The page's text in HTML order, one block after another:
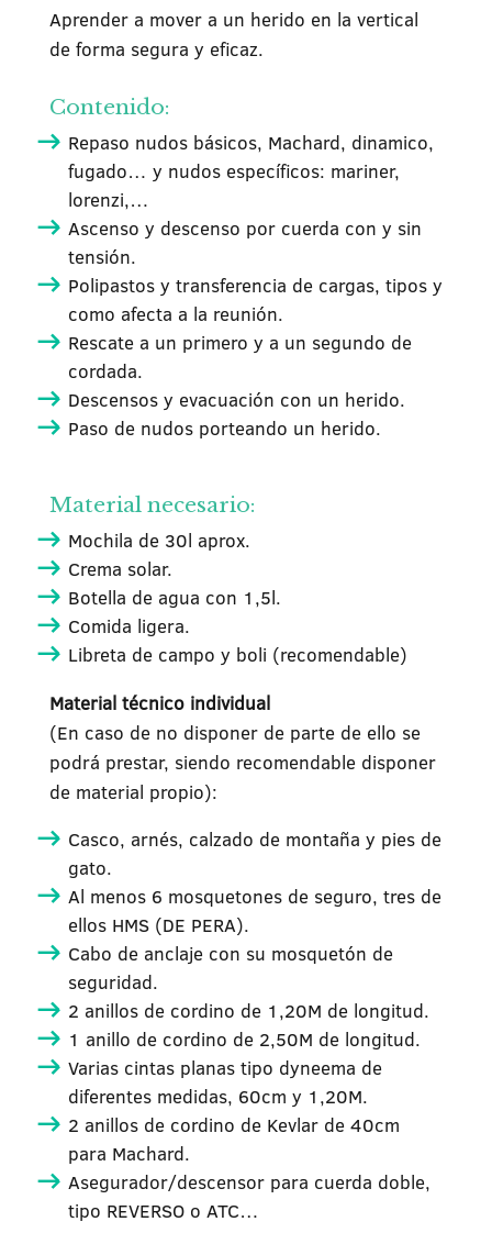
Aprender a mover a un herido en la vertical
de forma segura y eficaz.
Contenido:
Repaso nudos básicos, Machard, dinamico,
fugado… y nudos específicos: mariner,
lorenzi,…
Ascenso y descenso por cuerda con y sin
tensión.
Polipastos y transferencia de cargas, tipos y
como afecta a la reunión.
Rescate a un primero y a un segundo de
cordada.
Descensos y evacuación con un herido.
Paso de nudos porteando un herido.
Material necesario:
Mochila de 30l aprox.
Crema solar.
Botella de agua con 1,5l.
Comida ligera.
Libreta de campo y boli (recomendable)
Material técnico individual
(En caso de no disponer de parte de ello se
podrá prestar, siendo recomendable disponer
de material propio):
Casco, arnés, calzado de montaña y pies de
gato.
Al menos 6 mosquetones de seguro, tres de
ellos HMS (DE PERA).
Cabo de anclaje con su mosquetón de
seguridad.
2 anillos de cordino de 1,20M de longitud.
1 anillo de cordino de 2,50M de longitud.
Varias cintas planas tipo dyneema de
diferentes medidas, 60cm y 1,20M.
2 anillos de cordino de Kevlar de 40cm
para Machard.
Asegurador/descensor para cuerda doble,
tipo REVERSO o ATC…